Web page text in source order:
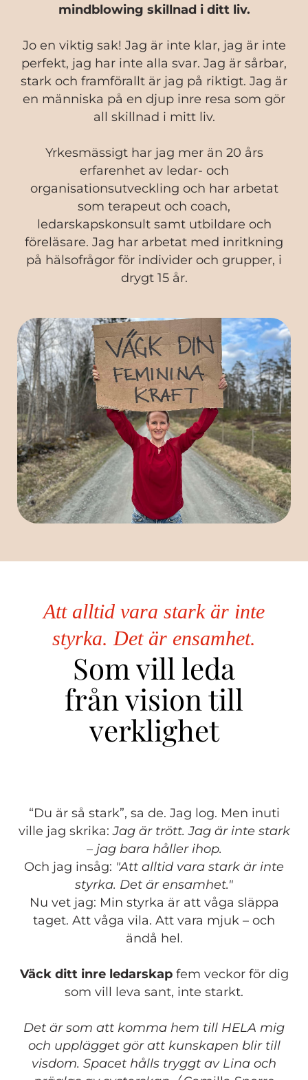
mindblowing skillnad i ditt liv.
Jo en viktig sak! Jag är inte klar, jag är inte
perfekt, jag har inte alla svar. Jag är sårbar,
stark och framförallt är jag på riktigt. Jag är
en människa på en djup inre resa som gör
all skillnad i mitt liv.
Yrkesmässigt har jag mer än 20 års
erfarenhet av ledar- och
organisationsutveckling och har arbetat
som terapeut och coach,
ledarskapskonsult samt utbildare och
föreläsare. Jag har arbetat med inritkning
på hälsofrågor för individer och grupper, i
drygt 15 år.
Att alltid vara stark är inte
styrka. Det är ensamhet.
Som vill leda
från vision till
verklighet
“Du är så stark”, sa de. Jag log. Men inuti
ville jag skrika:Jag är trött. Jag är inte stark
– jag bara håller ihop.
Och jag insåg: "Att alltid vara stark är inte
styrka. Det är ensamhet."
Nu vet jag: Min styrka är att våga släppa
taget. Att våga vila. Att vara mjuk – och
ändå hel.
Väck ditt inre ledarskap fem veckor för dig
som vill leva sant, inte starkt.
Det är som att komma hem till HELA mig
och upplägget gör att kunskapen blir till
visdom. Spacet hålls tryggt av Lina och